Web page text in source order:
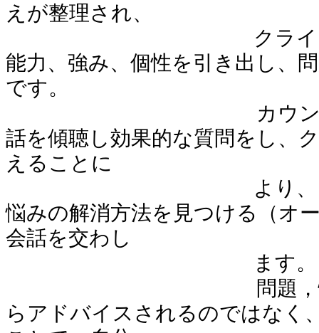
えが整理され、
クライアントが
能力、強み、個性を引き出し、
です。
カウ
話を傾聴し効果的な質問をし、
えることに
より、クライア
悩みの解消方法を見つける（オ
会話を交わし
ます。
問題
らアドバイスされるのではなく